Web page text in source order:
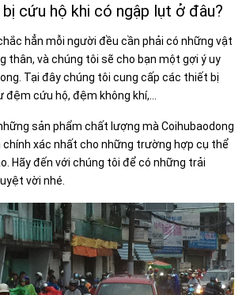
cứu hộ khi có ngập lụt ở đâu?
hẳn mỗi người đều cần phải có những vật
thân, và chúng tôi sẽ cho bạn một gợi ý uy
Tại đây chúng tôi cung cấp các thiết bị
cứu hộ, đệm không khí,...
sản phẩm chất lượng mà Coihubaodong
xác nhất cho những trường hợp cụ thể
Hãy đến với chúng tôi để có những trải
vời nhé.